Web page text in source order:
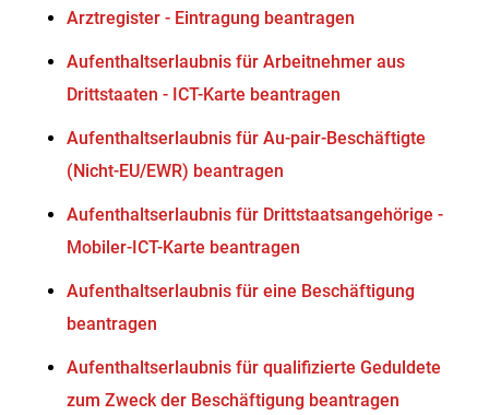
Arztregister - Eintragung beantragen
Aufenthaltserlaubnis für Arbeitnehmer aus
Drittstaaten - ICT-Karte beantragen
Aufenthaltserlaubnis für Au-pair-Beschäftigte
(Nicht-EU/EWR) beantragen
Aufenthaltserlaubnis für Drittstaatsangehörige -
Mobiler-ICT-Karte beantragen
Aufenthaltserlaubnis für eine Beschäftigung
beantragen
Aufenthaltserlaubnis für qualifizierte Geduldete
zum Zweck der Beschäftigung beantragen